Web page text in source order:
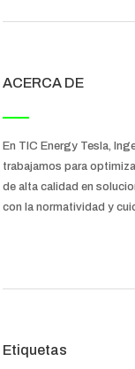
ACERCA DE
En TIC Energy Tesla,
trabajamos para
de alta calidad en
con la normatividad y
Etiquetas